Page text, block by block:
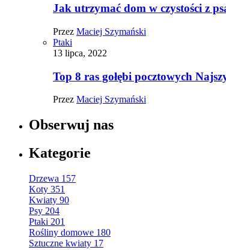
Jak utrzymać dom w czystości z
Przez Maciej Szymański
Ptaki
13 lipca, 2022
Top 8 ras gołębi pocztowych
Przez Maciej Szymański
Obserwuj nas
Kategorie
Drzewa 157
Koty 351
Kwiaty 90
Psy 204
Ptaki 201
Rośliny domowe 180
Sztuczne kwiaty 17